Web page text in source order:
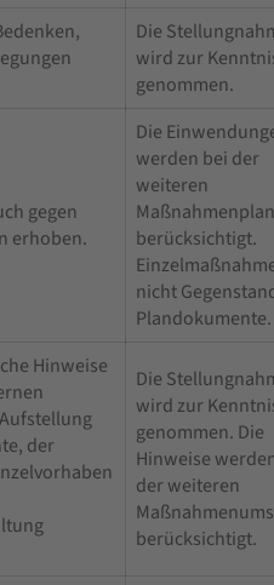
Die
wird zur
genommen.
gegen
erhoben.
Die
werden bei der
weiteren
berücksichtigt.
nicht
Plandokumente.
Hinweise
der
Die
wird zur
genommen. Die
Hinweise
der weiteren
berücksichtigt.